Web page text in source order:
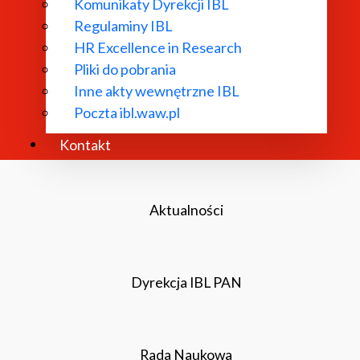
Komunikaty Dyrekcji IBL
Regulaminy IBL
HR Excellence in Research
Pliki do pobrania
Inne akty wewnętrzne IBL
Poczta ibl.waw.pl
Kontakt O Instytucie
Aktualności
Dyrekcja IBL PAN
Rada Naukowa
jest w ramach grantu „Humanistyka
budżetu państwa, przyznanych przez Ministra